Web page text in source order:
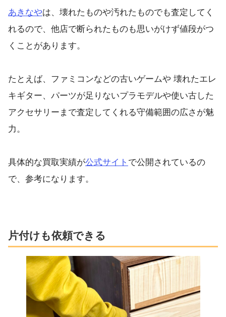
あきなやは、壊れたものや汚れたものでも査定してく
れるので、他店で断られたものも思いがけず値段がつ
くことがあります。
たとえば、ファミコンなどの古いゲームや 壊れたエレ
キギター、パーツが足りないプラモデルや使い古した
アクセサリーまで査定してくれる守備範囲の広さが魅
力。
具体的な買取実績が公式サイト で公開されているの
で、参考になります。
片付けも依頼できる